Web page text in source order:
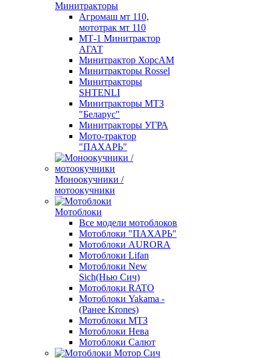
Минитракторы
Агромаш мт 110,
мототрак мт 110
МТ-1 Минитрактор
АГАТ
Минитрактор ХорсАМ
Минитракторы Rossel
Минитракторы
SHTENLI
Минитракторы МТЗ
"Беларус"
Минитракторы УГРА
Мото-трактор
"ПАХАРЬ"
Моноокучники /
мотоокучники
Мотоблоки
Все модели мотоблоков
Мотоблоки "ПАХАРЬ"
Мотоблоки AURORA
Мотоблоки Lifan
Мотоблоки New
Sich(Нью Сич)
Мотоблоки RATO
Мотоблоки Yakama -
(Ранее Krones)
Мотоблоки МТЗ
Мотоблоки Нева
Мотоблоки Салют